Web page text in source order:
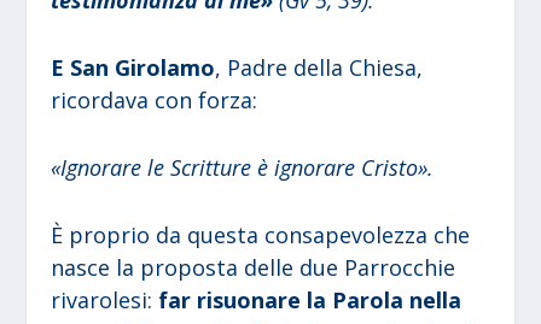
E San Girolamo, Padre della Chiesa,
ricordava con forza:
«Ignorare le Scritture è ignorare Cristo».
È proprio da questa consapevolezza che
nasce la proposta delle due Parrocchie
rivarolesi: far risuonare la Parola nella